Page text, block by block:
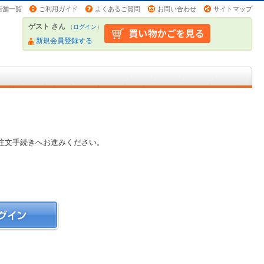
舗一覧 ご利用ガイド よくあるご質問 お問い合わせ サイトマップ
ゲスト さん （ログイン）
新規会員登録する
手続きへお進みください。